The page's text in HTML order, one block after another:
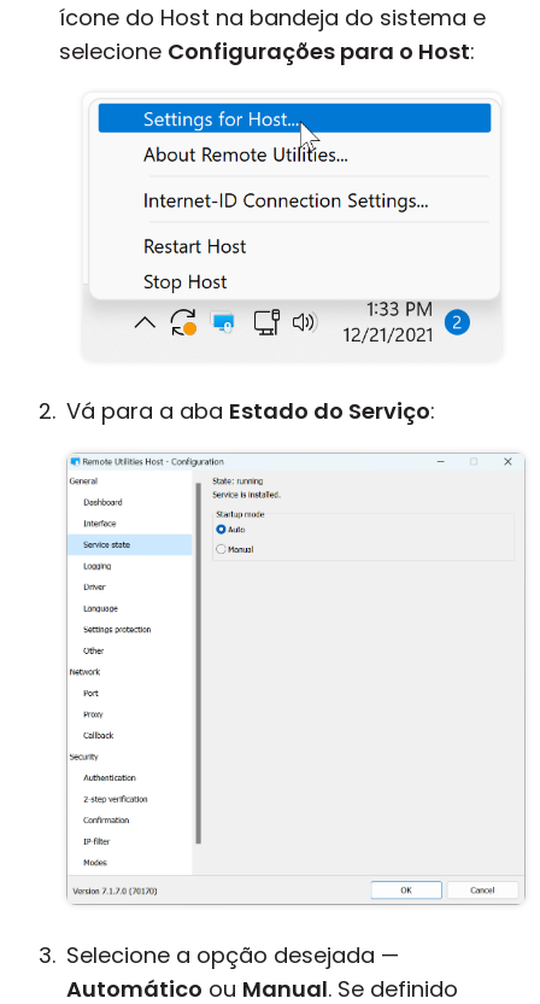
ícone do Host na bandeja do sistema e
selecione Configurações para o Host:
Vá para a aba Estado do Serviço:
Selecione a opção desejada —
Automático ou Manual. Se definido